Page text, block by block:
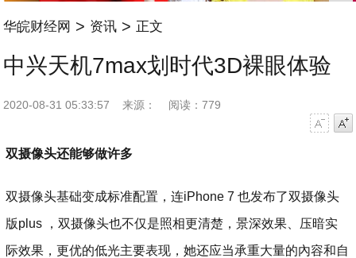
华皖财经网 > 资讯 > 正文
中兴天机7max划时代3D裸眼体验
2020-08-31 05:33:57 来源：
阅读：779
双摄像头还能够做许多
双摄像头基础变成标准配置，连iPhone 7 也发布了双摄像头
版plus ，双摄像头也不仅是照相更清楚，景深效果、压暗实
际效果，更优的低光主要表现，她还应当承重大量的內容和自